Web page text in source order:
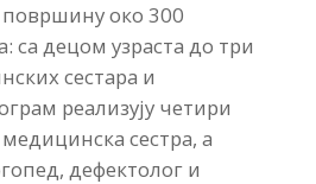
површину око 300
са децом узраста до три
сестара и
реализују четири
сестра, а
дефектолог и